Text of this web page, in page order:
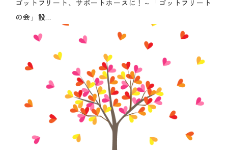
ゴットフリート、サポートホースに！～「ゴットフリート
の会」設...